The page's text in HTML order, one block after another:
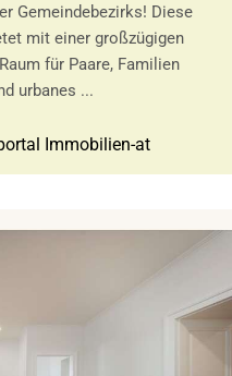
Gemeindebezirks! Diese
mit einer großzügigen
für Paare, Familien
urbanes ...
Immobilien-at